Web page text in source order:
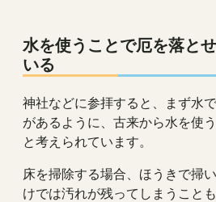
水を使うことで厄を落と
いる
神社などに参拝すると、まず水
があるように、古来から水を使
と考えられています。
床を掃除する場合、ほうきで掃
けでは汚れが残ってしまうことも